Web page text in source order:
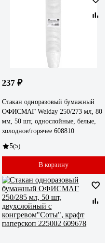
237 ₽
Стакан одноразовый бумажный
ОФИСМАГ Welday 250/273 мл, 80
мм, 50 шт, однослойные, белые,
холодное/горячее 608810
5(5)
В корзину